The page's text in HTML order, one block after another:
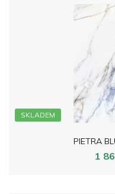
SKLADEM
PIETRA
1